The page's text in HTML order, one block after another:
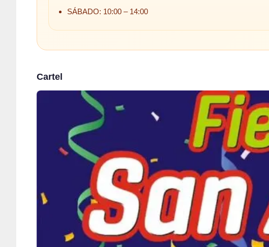
SÁBADO: 10:00 – 14:00
Cartel